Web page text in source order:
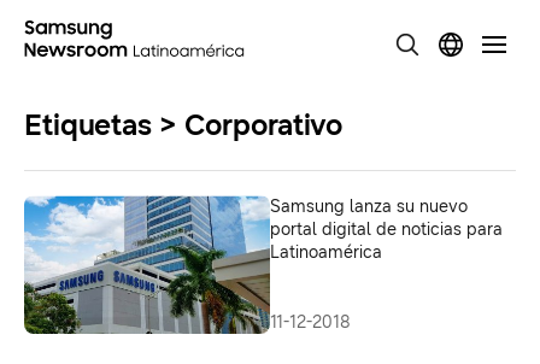
Etiquetas > Corporativo
Samsung lanza su nuevo
portal digital de noticias para
Latinoamérica
11-12-2018